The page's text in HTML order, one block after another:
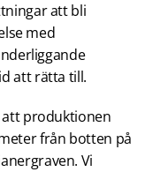
att bli
med
att rätta till.
att produktionen
från botten på
Vi